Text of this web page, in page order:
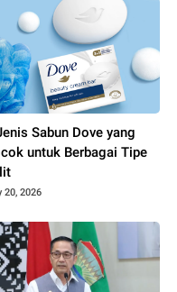
Sabun Dove yang
untuk Berbagai Tipe
20, 2026